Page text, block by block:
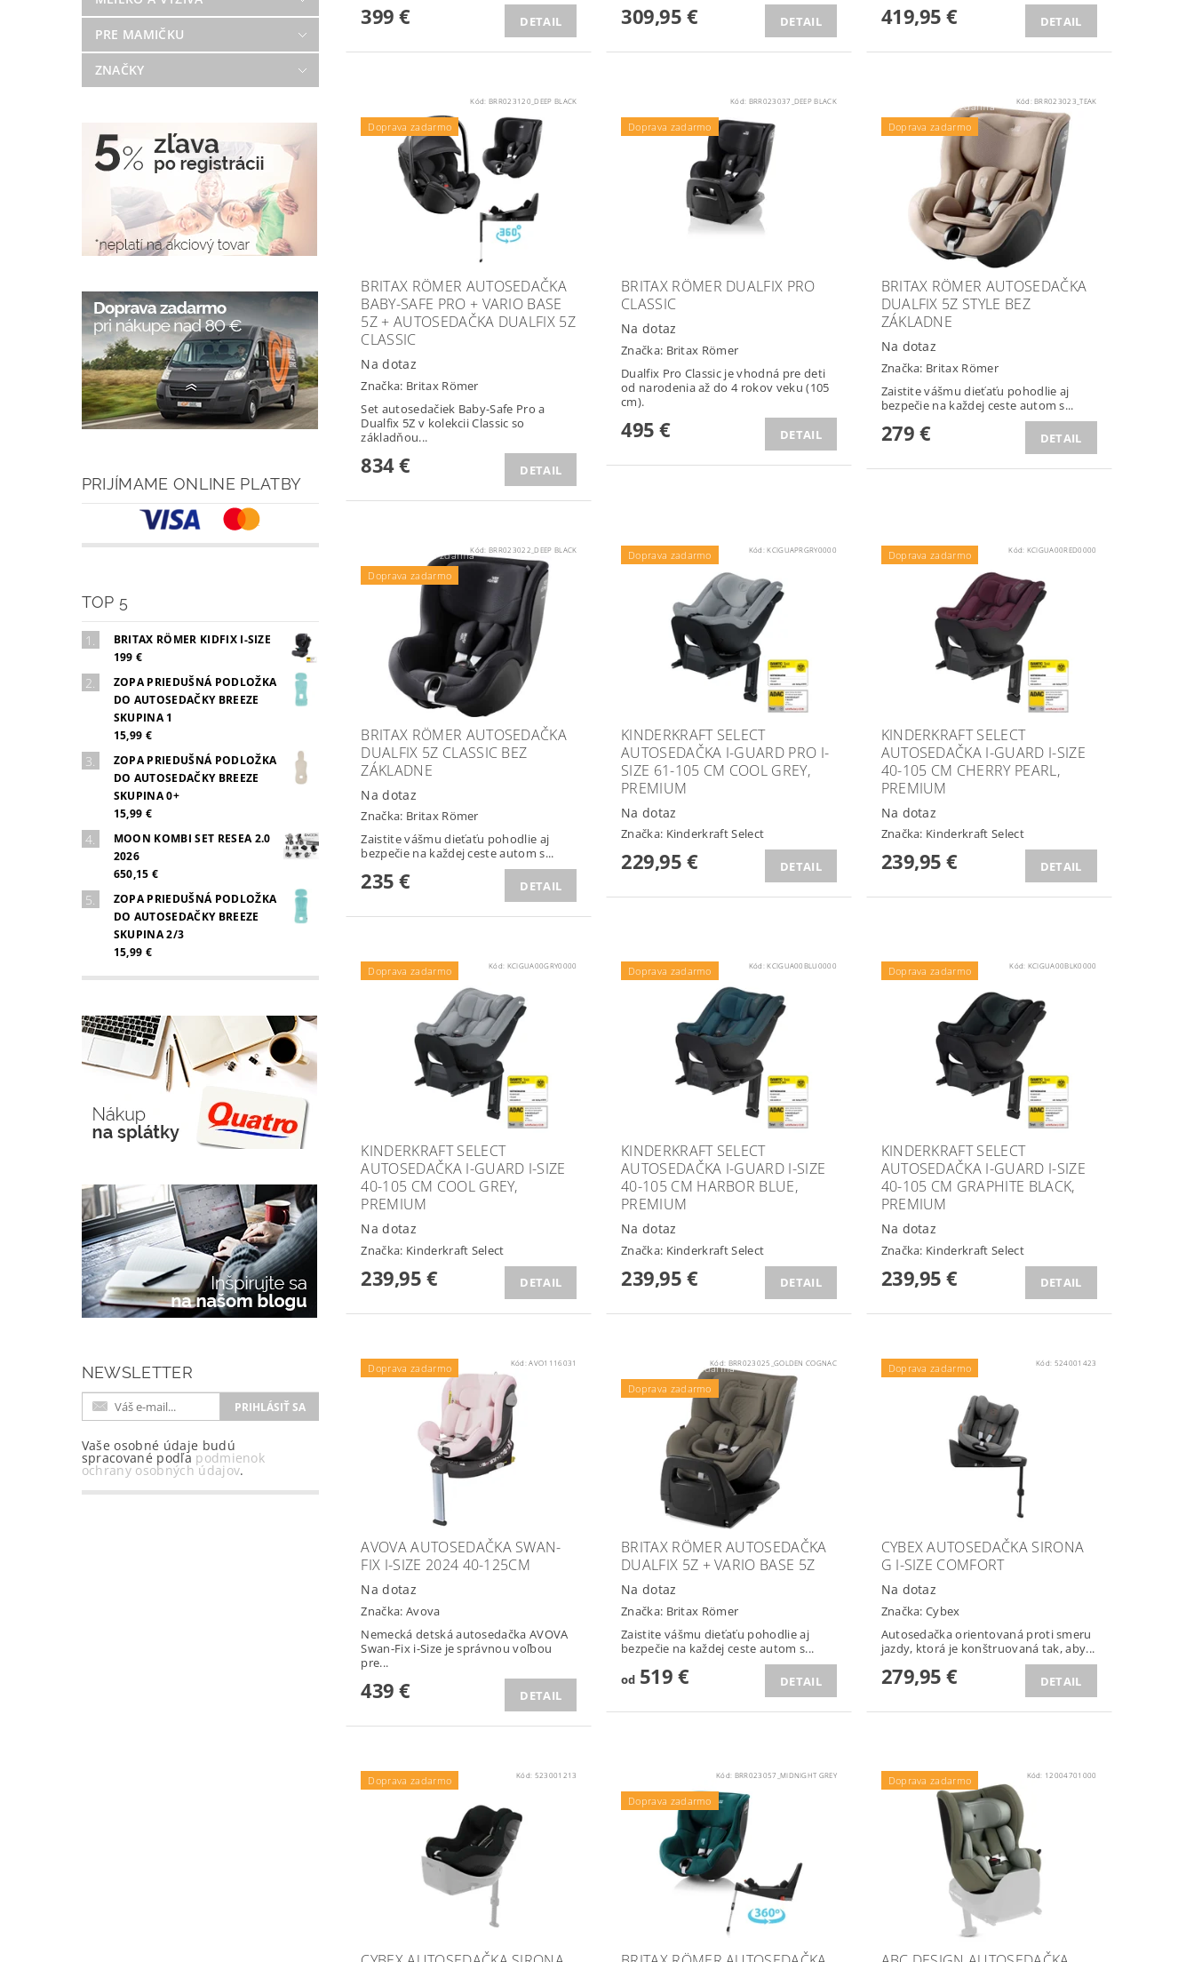
PRE MAMIČKU
ZNAČKY
PRIJÍMAME ONLINE PLATBY
TOP 5
BRITAX RÖMER KIDFIX I-SIZE
199 €
ZOPA PRIEDUŠNÁ PODLOŽKA
DO AUTOSEDAČKY BREEZE
SKUPINA 1
15,99 €
ZOPA PRIEDUŠNÁ PODLOŽKA
DO AUTOSEDAČKY BREEZE
SKUPINA 0+
15,99 €
MOON KOMBI SET RESEA 2.0
2026
650,15 €
ZOPA PRIEDUŠNÁ PODLOŽKA
DO AUTOSEDAČKY BREEZE
SKUPINA 2/3
15,99 €
NEWSLETTER
Vaše osobné údaje budú
spracované podľa podmienok
ochrany osobných údajov.
399 € DETAIL 309,95 € DETAIL 419,95 € DETAIL
Podložka ZOPA zdarma
Doprava zadarmo
Kód:BRR023120_DEEP BLACK
BRITAX RÖMER AUTOSEDAČKA
BABY-SAFE PRO + VARIO BASE
5Z + AUTOSEDAČKA DUALFIX 5Z
CLASSIC
Na dotaz
Značka: Britax Römer
Set autosedačiek Baby-Safe Pro a
Dualfix 5Z v kolekcii Classic so
základňou...
834 € DETAIL
Podložka ZOPA zdarma
Doprava zadarmo
Kód: BRR023037_DEEP BLACK
BRITAX RÖMER DUALFIX PRO
CLASSIC
Na dotaz
Značka: Britax Römer
Dualfix Pro Classic je vhodná pre deti
od narodenia až do 4 rokov veku (105
cm).
495 € DETAIL
Podložka ZOPA zdarma
Doprava zadarmo
Kód:BRR023023_TEAK
BRITAX RÖMER AUTOSEDAČKA
DUALFIX 5Z STYLE BEZ
ZÁKLADNE
Na dotaz
Značka: Britax Römer
Zaistite vášmu dieťaťu pohodlie aj
bezpečie na každej ceste autom s...
279 € DETAIL
Podložka ZOPA zdarma
Doprava zadarmo
Kód:BRR023022_DEEP BLACK
BRITAX RÖMER AUTOSEDAČKA
DUALFIX 5Z CLASSIC BEZ
ZÁKLADNE
Na dotaz
Značka: Britax Römer
Zaistite vášmu dieťaťu pohodlie aj
bezpečie na každej ceste autom s...
235 € DETAIL
Doprava zadarmo Kód:KCIGUAPRGRY0000
KINDERKRAFT SELECT
AUTOSEDAČKA I-GUARD PRO I-
SIZE 61-105 CM COOL GREY,
PREMIUM
Na dotaz
Značka: Kinderkraft Select
229,95 € DETAIL
Doprava zadarmo Kód: KCIGUA00RED0000
KINDERKRAFT SELECT
AUTOSEDAČKA I-GUARD I-SIZE
40-105 CM CHERRY PEARL,
PREMIUM
Na dotaz
Značka: Kinderkraft Select
239,95 € DETAIL
Doprava zadarmo Kód: KCIGUA00GRY0000
KINDERKRAFT SELECT
AUTOSEDAČKA I-GUARD I-SIZE
40-105 CM COOL GREY,
PREMIUM
Na dotaz
Značka: Kinderkraft Select
239,95 € DETAIL
Doprava zadarmo Kód:KCIGUA00BLU0000
KINDERKRAFT SELECT
AUTOSEDAČKA I-GUARD I-SIZE
40-105 CM HARBOR BLUE,
PREMIUM
Na dotaz
Značka: Kinderkraft Select
239,95 € DETAIL
Doprava zadarmo Kód: KCIGUA00BLK0000
KINDERKRAFT SELECT
AUTOSEDAČKA I-GUARD I-SIZE
40-105 CM GRAPHITE BLACK,
PREMIUM
Na dotaz
Značka: Kinderkraft Select
239,95 € DETAIL
Doprava zadarmo Kód:AVO1116031
AVOVA AUTOSEDAČKA SWAN-
FIX I-SIZE 2024 40-125CM
Na dotaz
Značka: Avova
Nemecká detská autosedačka AVOVA
Swan-Fix i-Size je správnou voľbou
pre...
439 € DETAIL
Podložka ZOPA zdarma
Doprava zadarmo
Kód: BRR023025_GOLDEN COGNAC
BRITAX RÖMER AUTOSEDAČKA
DUALFIX 5Z + VARIO BASE 5Z
Na dotaz
Značka: Britax Römer
Zaistite vášmu dieťaťu pohodlie aj
bezpečie na každej ceste autom s...
od519 € DETAIL
Doprava zadarmo Kód: 524001423
CYBEX AUTOSEDAČKA SIRONA
G I-SIZE COMFORT
Na dotaz
Značka:Cybex
Autosedačka orientovaná proti smeru
jazdy, ktorá je konštruovaná tak, aby...
279,95 € DETAIL
Doprava zadarmo Kód: 523001213
Podložka ZOPA zdarma
Doprava zadarmo
Kód: BRR023057_MIDNIGHT GREY Doprava zadarmo Kód: 12004701000